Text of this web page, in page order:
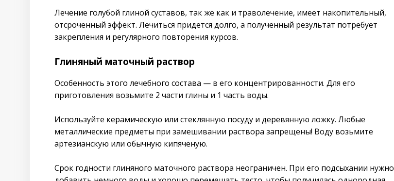
Лечение голубой глиной суставов, так же как и траволечение, имеет накопительный,
отсроченный эффект. Лечиться придется долго, а полученный результат потребует
закрепления и регулярного повторения курсов.
Глиняный маточный раствор
Особенность этого лечебного состава — в его концентрированности. Для его
приготовления возьмите 2 части глины и 1 часть воды.
Используйте керамическую или стеклянную посуду и деревянную ложку. Любые
металлические предметы при замешивании раствора запрещены! Воду возьмите
артезианскую или обычную кипячёную.
Срок годности глиняного маточного раствора неограничен. При его подсыхании нужно